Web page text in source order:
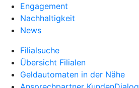
Engagement
Nachhaltigkeit
News
Filialsuche
Übersicht Filialen
Geldautomaten in der Nähe